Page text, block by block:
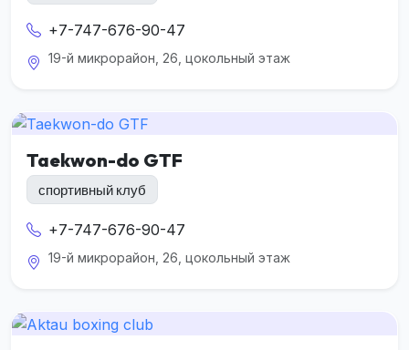
+7-747-676-90-47
19-й микрорайон, 26, цокольный этаж
Taekwon-do GTF
спортивный клуб
+7-747-676-90-47
19-й микрорайон, 26, цокольный этаж